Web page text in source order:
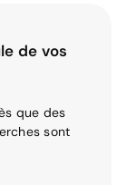
de vos
que des
sont